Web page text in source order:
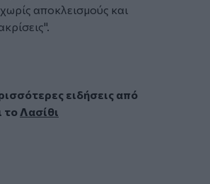
αποκλεισμούς και
ειδήσεις από
το Λασίθι